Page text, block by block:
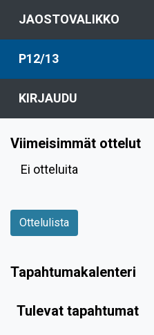
JAOSTOVALIKKO
P12/13
KIRJAUDU
Viimeisimmät ottelut
Ei otteluita
Ottelulista
Tapahtumakalenteri
Tulevat tapahtumat